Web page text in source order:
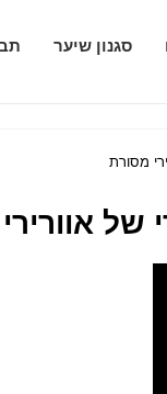
סגנון שיער
מסורת
של